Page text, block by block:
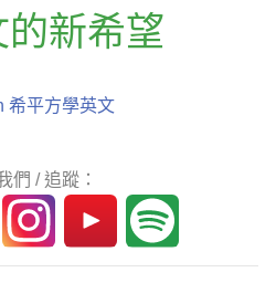
新希望
希平方學英文
們 / 追蹤：